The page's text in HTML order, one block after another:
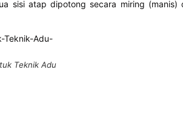
sisi atap dipotong secara miring
Teknik Adu